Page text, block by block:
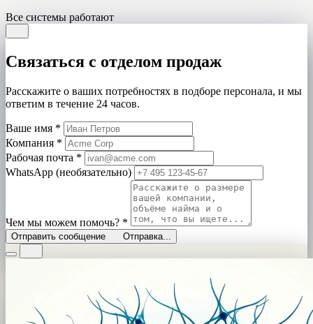
Все системы работают
Связаться с отделом продаж
Расскажите о ваших потребностях в подборе персонала, и мы
ответим в течение 24 часов.
Ваше имя *
Компания *
Рабочая почта *
WhatsApp (необязательно)
Чем мы можем помочь? *
Отправить сообщение Отправка...